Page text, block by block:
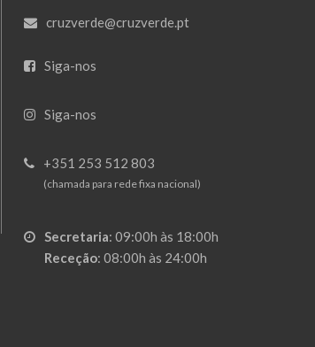
cruzverde@cruzverde.pt
Siga-nos
Siga-nos
+351 253 512 803
(chamada para rede fixa nacional)
Secretaria: 09:00h às 18:00h
Receção: 08:00h às 24:00h